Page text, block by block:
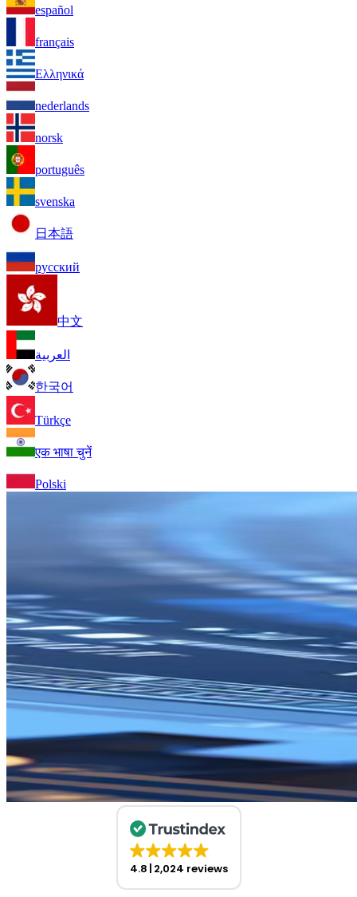
español
français
Ελληνικά
nederlands
norsk
português
svenska
日本語
русский
中文
العربية
한국어
Türkçe
एक भाषा चुनें
Polski
4.8 2,024 reviews